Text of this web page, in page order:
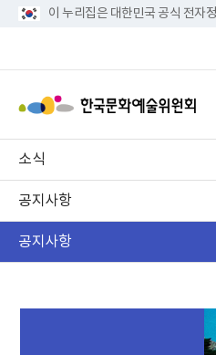
이 누리집은 대한민국 공식 전자
소식
공지사항
공지사항